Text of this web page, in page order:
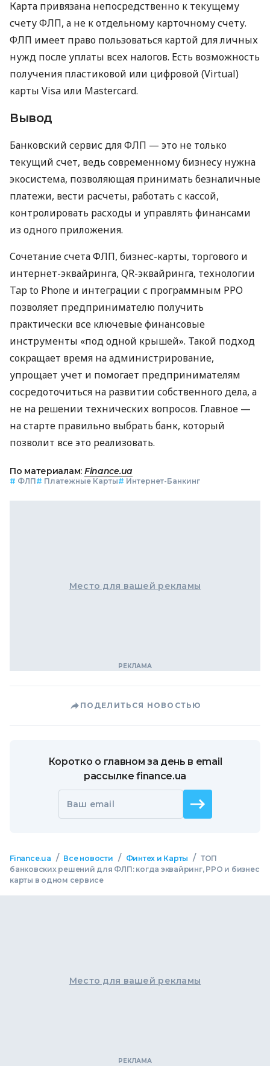
Карта привязана непосредственно к текущему
счету ФЛП, а не к отдельному карточному счету.
ФЛП имеет право пользоваться картой для личных
нужд после уплаты всех налогов. Есть возможность
получения пластиковой или цифровой (Virtual)
карты Visa или Mastercard.
Вывод
Банковский сервис для ФЛП — это не только
текущий счет, ведь современному бизнесу нужна
экосистема, позволяющая принимать безналичные
платежи, вести расчеты, работать с кассой,
контролировать расходы и управлять финансами
из одного приложения.
Сочетание счета ФЛП, бизнес-карты, торгового и
интернет-эквайринга, QR-эквайринга, технологии
Tap to Phone и интеграции с программным РРО
позволяет предпринимателю получить
практически все ключевые финансовые
инструменты «под одной крышей». Такой подход
сокращает время на администрирование,
упрощает учет и помогает предпринимателям
сосредоточиться на развитии собственного дела, а
не на решении технических вопросов. Главное —
на старте правильно выбрать банк, который
позволит все это реализовать.
По материалам: Finance.ua
# ФЛП# Платежные Карты# Интернет-Банкинг
Место для вашей рекламы
ПОДЕЛИТЬСЯ НОВОСТЬЮ
Коротко о главном за день в email
рассылке finance.ua
Ваш email
Finance.ua / Все новости / Финтех и Карты / ТОП
банковских решений для ФЛП: когда эквайринг, РРО и бизнес
карты в одном сервисе
Место для вашей рекламы